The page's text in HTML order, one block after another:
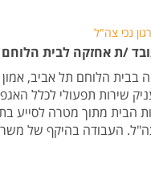
נכי צה"ל
/ת אחזקה לבית
בבית הלוחם תל אביב,
שירות תפעולי לכלל
הבית מתוך מטרה לסייע
העבודה בהיקף של